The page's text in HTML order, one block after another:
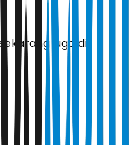
juga di